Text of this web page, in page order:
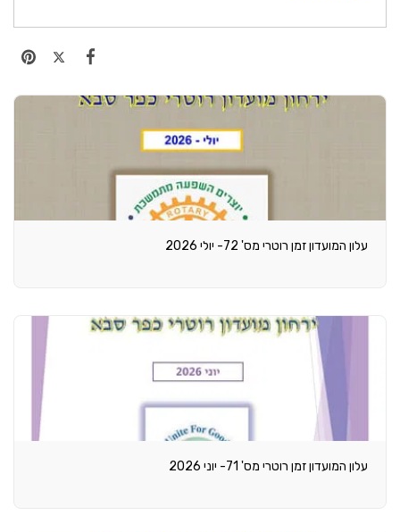
עלון המועדון זמן רוטרי מס' 72- יולי 2026
עלון המועדון זמן רוטרי מס' 71- יוני 2026